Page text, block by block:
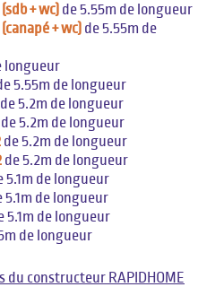
+ wc) de 5.55m de longueur
+ wc) de 5.55m de
longueur
5.55m de longueur
de 5.2m de longueur
de 5.2m de longueur
de 5.2m de longueur
de 5.2m de longueur
5.1m de longueur
5.1m de longueur
5.1m de longueur
de longueur
du constructeur RAPIDHOME